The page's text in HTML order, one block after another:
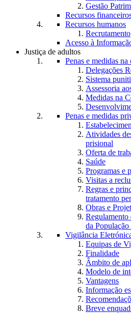
Gestão
Recursos
Recursos humanos
Recrutamento
Acesso à
Justiça de adultos
Penas e medidas
Delegações
Sistema
Assessoria
Medidas na
Penas e medidas
Atividades
prisional
Oferta de
Saúde
Programas e
Visitas a
Regras e
tratamento
Obras e
Regulamento
da População
Vigilância
Equipas de
Finalidade
Âmbito de
Modelo de
Vantagens
Informação
Breve